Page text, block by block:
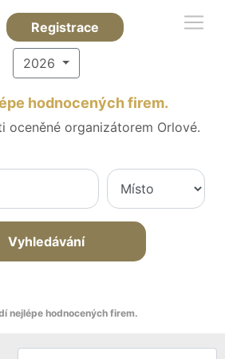
Registrace
2026
hodnocených firem.
oceněné organizátorem Orlové.
Vyhledávání
nejlépe hodnocených firem.